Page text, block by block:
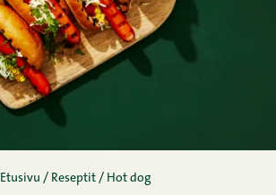
Etusivu / Reseptit / Hot dog